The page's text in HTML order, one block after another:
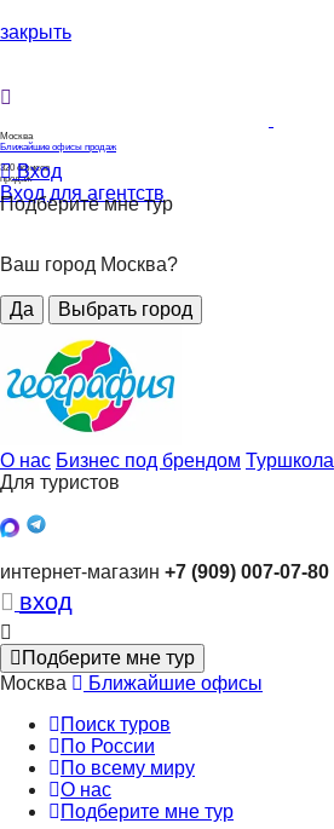
закрыть
Москва
Ближайшие офисы продаж
320 офисов
продаж
Вход
Вход для агентств
Подберите мне тур
Ваш город Москва?
Да Выбрать город
О нас Бизнес под брендом Туршкола
Для туристов
интернет-магазин +7 (909) 007-07-80
вход
Подберите мне тур
Москва
Ближайшие офисы
Поиск туров
По России
По всему миру
О нас
Подберите мне тур